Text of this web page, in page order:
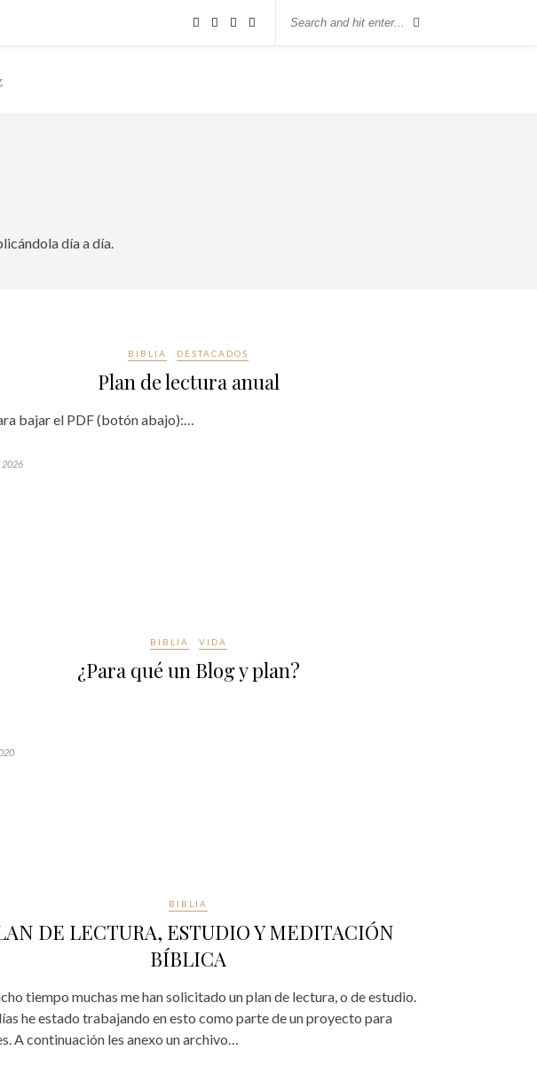
día a día.
BIBLIA DESTACADOS
Plan de lectura anual
bajar el PDF (botón abajo):…
2026
BIBLIA VIDA
¿Para qué un Blog y plan?
BIBLIA
DE LECTURA, ESTUDIO Y MEDITACIÓN
BÍBLICA
tiempo muchas me han solicitado un plan de lectura, o de estudio.
he estado trabajando en esto como parte de un proyecto para
A continuación les anexo un archivo…